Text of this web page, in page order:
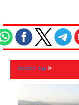
עוד כתבות